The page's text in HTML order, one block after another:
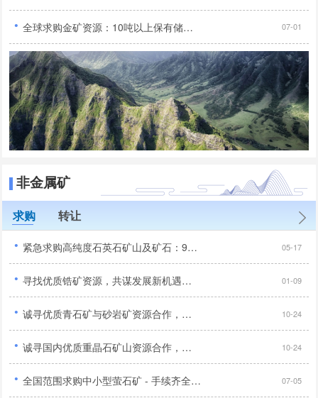
· 全球求购金矿资源：10吨以上保有储量，无抵押无负债，30亿投资规模... 07-01
非金属矿
求购 转让
· 紧急求购高纯度石英石矿山及矿石：99.95%二氧化硅含量... 05-17
· 寻找优质锆矿资源，共谋发展新机遇，品位达到行业标准以上... 01-09
· 诚寻优质青石矿与砂岩矿资源合作，手续齐全无纠纷优先... 10-24
· 诚寻国内优质重晶石矿山资源合作，手续齐全储量明确优先... 10-24
· 全国范围求购中小型萤石矿 - 手续齐全，品位40%以上，无纠纷，选厂有无均可... 07-05